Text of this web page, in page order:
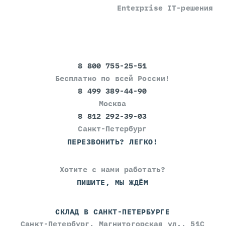
Enterprise IT-решения
8 800 755-25-51
Бесплатно по всей России!
8 499 389-44-90
Москва
8 812 292-39-03
Санкт-Петербург
ПЕРЕЗВОНИТЬ? ЛЕГКО!
Хотите с нами работать?
ПИШИТЕ, МЫ ЖДЁМ
СКЛАД В САНКТ-ПЕТЕРБУРГЕ
Санкт-Петербург, Магнитогорская ул., 51С